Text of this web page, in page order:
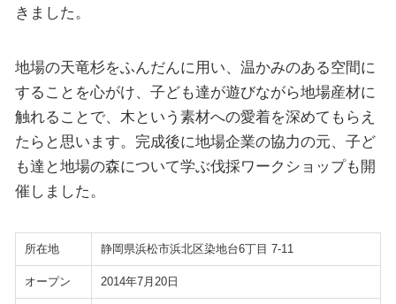
きました。
地場の天竜杉をふんだんに用い、温かみのある空間に
することを心がけ、子ども達が遊びながら地場産材に
触れることで、木という素材への愛着を深めてもらえ
たらと思います。完成後に地場企業の協力の元、子ど
も達と地場の森について学ぶ伐採ワークショップも開
催しました。
所在地 静岡県浜松市浜北区染地台6丁目 7-11
オープン 2014年7月20日